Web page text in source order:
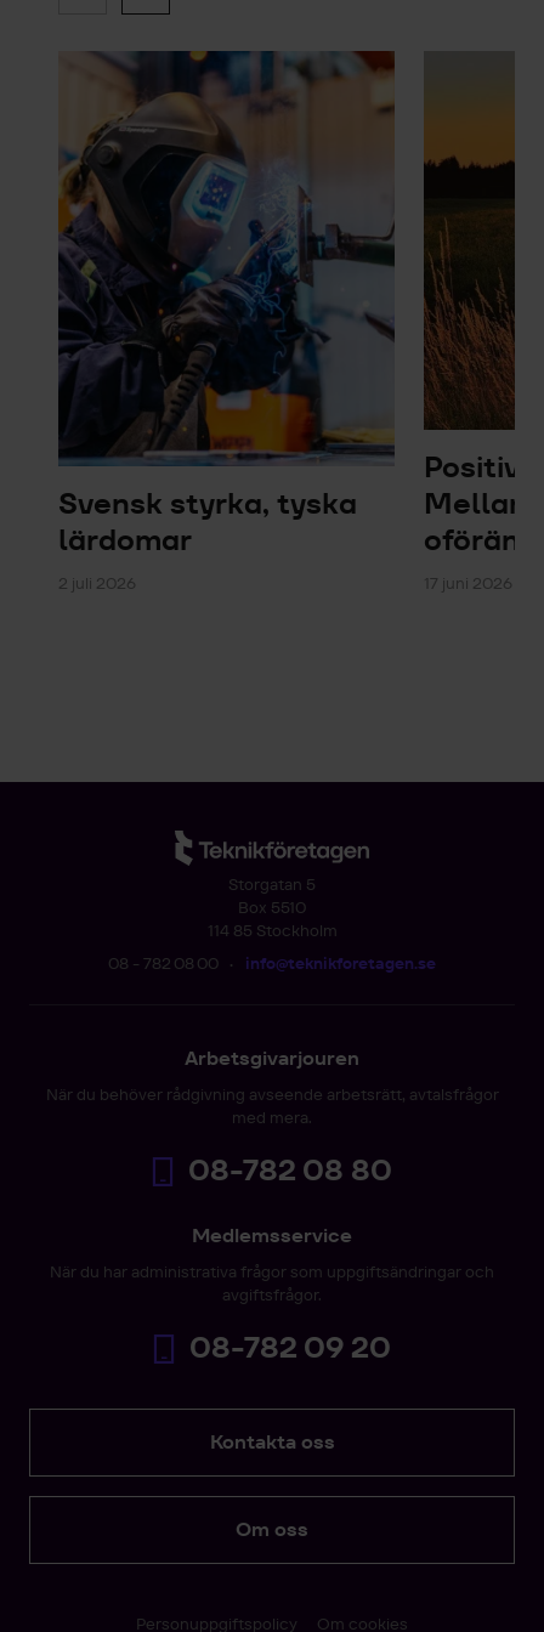
Svensk styrka, tyska
lärdomar
2 juli 2026
Positiv
17 juni 2026 –
Storgatan 5
Box 5510
114 85 Stockholm
08 - 782 08 00 • info@teknikforetagen.se
Arbetsgivarjouren
När du behöver rådgivning avseende arbetsrätt, avtalsfrågor
med mera.
08-782 08 80
Medlemsservice
När du har administrativa frågor som uppgiftsändringar och
avgiftsfrågor.
08-782 09 20
Kontakta oss
Om oss
Personuppgiftspolicy Om cookies